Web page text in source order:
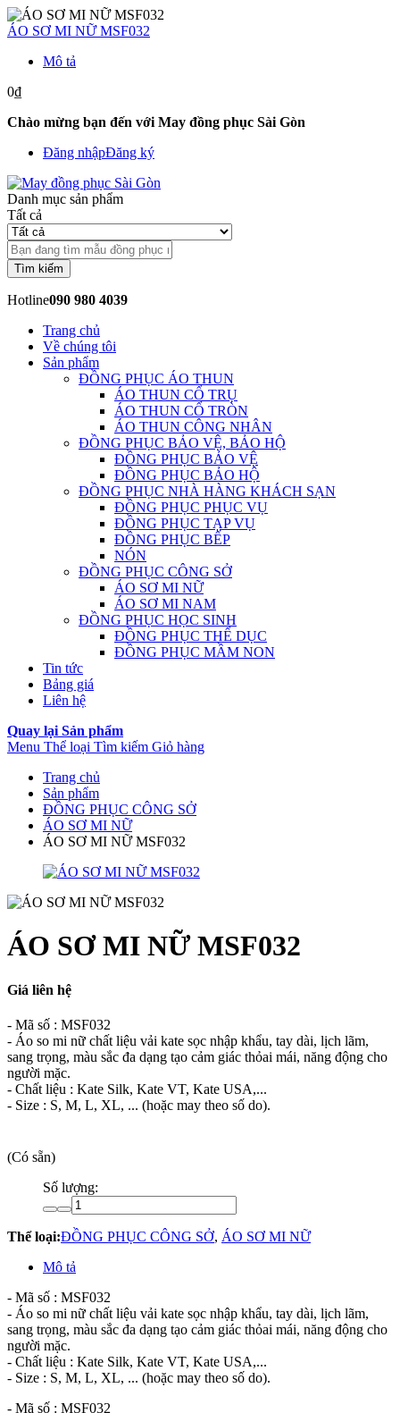
ÁO SƠ MI NỮ MSF032
Mô tả
0₫
Chào mừng bạn đến với May đồng phục Sài Gòn
Đăng nhậpĐăng ký
Danh mục sản phẩm
Tất cả
Tìm kiếm
Hotline090 980 4039
Trang chủ
Về chúng tôi
Sản phẩm
ĐỒNG PHỤC ÁO THUN
ÁO THUN CỔ TRỤ
ÁO THUN CỔ TRÒN
ÁO THUN CÔNG NHÂN
ĐỒNG PHỤC BẢO VỆ, BẢO HỘ
ĐỒNG PHỤC BẢO VỆ
ĐỒNG PHỤC BẢO HỘ
ĐỒNG PHỤC NHÀ HÀNG KHÁCH SẠN
ĐỒNG PHỤC PHỤC VỤ
ĐỒNG PHỤC TẠP VỤ
ĐỒNG PHỤC BẾP
NÓN
ĐỒNG PHỤC CÔNG SỞ
ÁO SƠ MI NỮ
ÁO SƠ MI NAM
ĐỒNG PHỤC HỌC SINH
ĐỒNG PHỤC THỂ DỤC
ĐỒNG PHỤC MẦM NON
Tin tức
Bảng giá
Liên hệ
Quay lại Sản phẩm
Menu Thể loại Tìm kiếm Giỏ hàng
Trang chủ
Sản phẩm
ĐỒNG PHỤC CÔNG SỞ
ÁO SƠ MI NỮ
ÁO SƠ MI NỮ MSF032
ÁO SƠ MI NỮ MSF032
Giá liên hệ
- Mã số : MSF032
- Áo so mi nữ chất liệu vải kate sọc nhập khẩu, tay dài, lịch lãm,
sang trọng, màu sắc đa dạng tạo cảm giác thỏai mái, năng động cho
người mặc.
- Chất liệu : Kate Silk, Kate VT, Kate USA,...
- Size : S, M, L, XL, ... (hoặc may theo số do).
(Có sẵn)
Số lượng:
Thể loại:ĐỒNG PHỤC CÔNG SỞ, ÁO SƠ MI NỮ
Mô tả
- Mã số : MSF032
- Áo so mi nữ chất liệu vải kate sọc nhập khẩu, tay dài, lịch lãm,
sang trọng, màu sắc đa dạng tạo cảm giác thỏai mái, năng động cho
người mặc.
- Chất liệu : Kate Silk, Kate VT, Kate USA,...
- Size : S, M, L, XL, ... (hoặc may theo số do).
- Mã số : MSF032